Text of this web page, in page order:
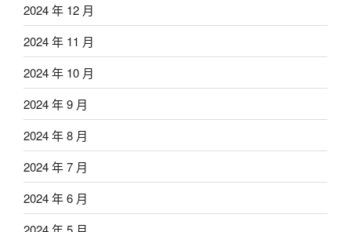
2024 年 12 月
2024 年 11 月
2024 年 10 月
2024 年 9 月
2024 年 8 月
2024 年 7 月
2024 年 6 月